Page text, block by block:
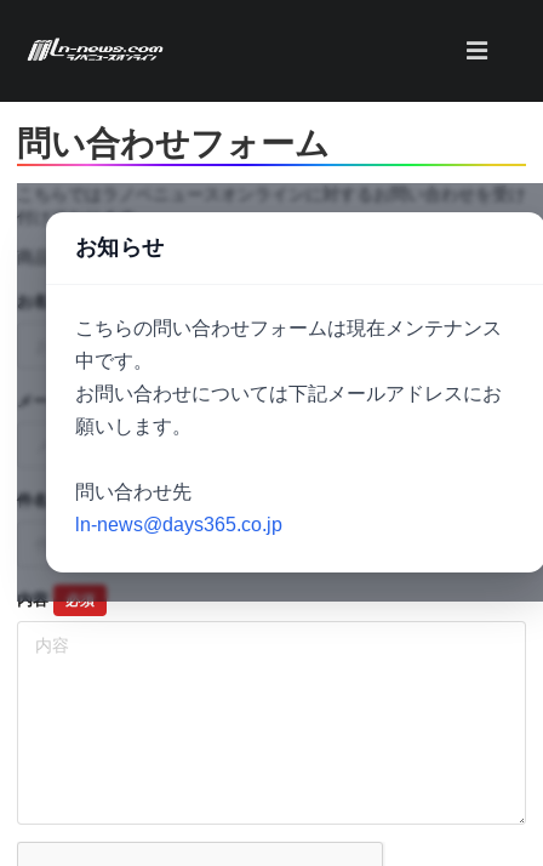
問い合わせフォーム
お知らせ
こちらの問い合わせフォームは現在メンテナンス
中です。
お問い合わせについては下記メールアドレスにお
願いします。
問い合わせ先
ln-news@days365.co.jp
こちらではラノベニュースオンラインに対するお問い合わせを受け
付けております。
商品に関するご質問は発売元へお問い合わせくださいませ。
お名前
メールアドレス 必須
件名 必須
内容 必須